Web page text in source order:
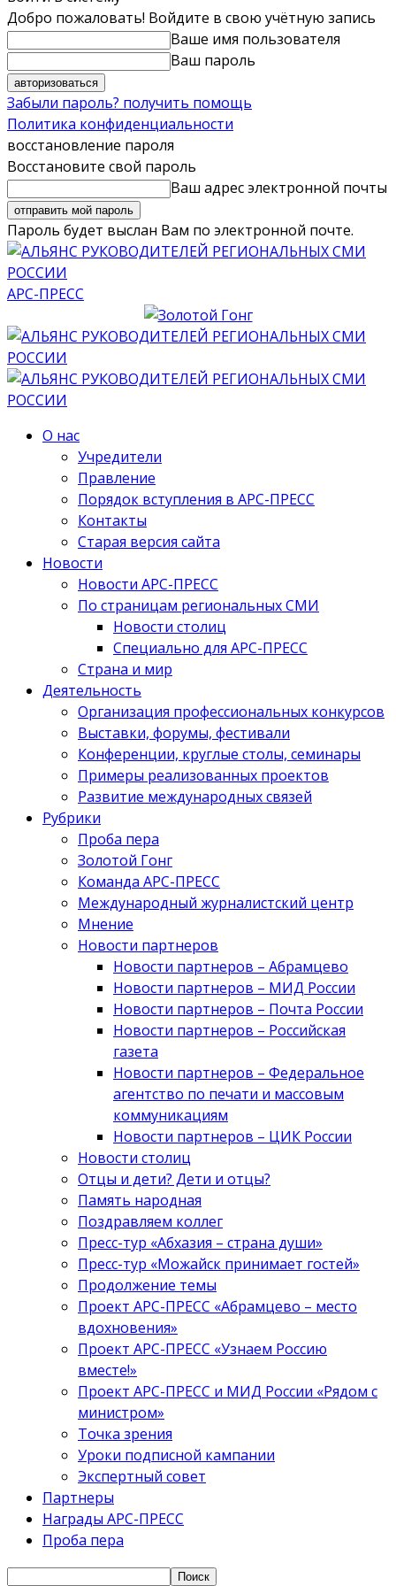
Добро пожаловать! Войдите в свою учётную запись
Ваше имя пользователя
Ваш пароль
Забыли пароль? получить помощь
Политика конфиденциальности
восстановление пароля
Восстановите свой пароль
Ваш адрес электронной почты
Пароль будет выслан Вам по электронной почте.
АРС-ПРЕСС
О нас
Учредители
Правление
Порядок вступления в АРС-ПРЕСС
Контакты
Старая версия сайта
Новости
Новости АРС-ПРЕСС
По страницам региональных СМИ
Новости столиц
Специально для АРС-ПРЕСС
Страна и мир
Деятельность
Организация профессиональных конкурсов
Выставки, форумы, фестивали
Конференции, круглые столы, семинары
Примеры реализованных проектов
Развитие международных связей
Рубрики
Проба пера
Золотой Гонг
Команда АРС-ПРЕСС
Международный журналистский центр
Мнение
Новости партнеров
Новости партнеров – Абрамцево
Новости партнеров – МИД России
Новости партнеров – Почта России
Новости партнеров – Российская
газета
Новости партнеров – Федеральное
агентство по печати и массовым
коммуникациям
Новости партнеров – ЦИК России
Новости столиц
Отцы и дети? Дети и отцы?
Память народная
Поздравляем коллег
Пресс-тур «Абхазия – страна души»
Пресс-тур «Можайск принимает гостей»
Продолжение темы
Проект АРС-ПРЕСС «Абрамцево – место
вдохновения»
Проект АРС-ПРЕСС «Узнаем Россию
вместе!»
Проект АРС-ПРЕСС и МИД России «Рядом с
министром»
Точка зрения
Уроки подписной кампании
Экспертный совет
Партнеры
Награды АРС-ПРЕСС
Проба пера